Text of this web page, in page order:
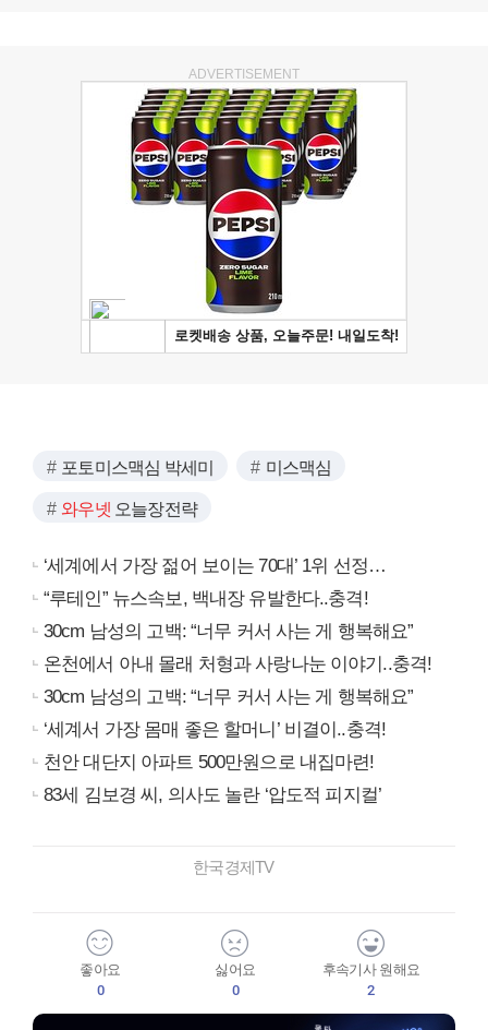
ADVERTISEMENT
포토미스맥심 박세미 미스맥심
와우넷 오늘장전략
‘세계에서 가장 젊어 보이는 70대’ 1위 선정…
“루테인” 뉴스속보, 백내장 유발한다..충격!
30cm 남성의 고백: “너무 커서 사는 게 행복해요”
온천에서 아내 몰래 처형과 사랑나눈 이야기..충격!
30cm 남성의 고백: “너무 커서 사는 게 행복해요”
‘세계서 가장 몸매 좋은 할머니’ 비결이..충격!
천안 대단지 아파트 500만원으로 내집마련!
83세 김보경 씨, 의사도 놀란 ‘압도적 피지컬’
한국경제TV
좋아요
0
싫어요
0
후속기사 원해요
2